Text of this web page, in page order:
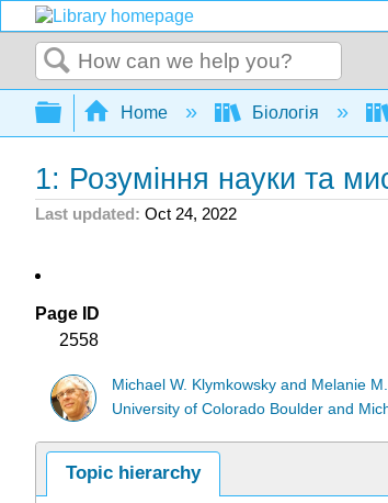
Search
Expand/collapse global
Home Біологія
1: Розуміння науки та
Last updated Oct 24, 2022
Page ID
2558
Michael W. Klymkowsky and Melanie
University of Colorado Boulder and
Topic hierarchy